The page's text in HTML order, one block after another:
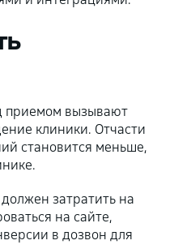
приемом вызывают
клиники. Отчасти
становится меньше,
затратить на
на сайте,
в дозвон для